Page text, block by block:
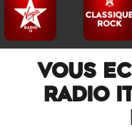
VOUS
RADIO